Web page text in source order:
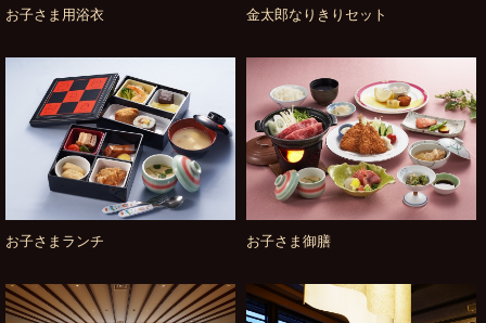
お子さま用浴衣 金太郎なりきりセット
お子さまランチ お子さま御膳